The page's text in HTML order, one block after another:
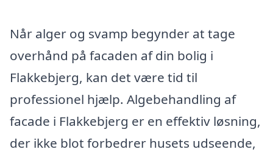
Når alger og svamp begynder at tage
overhånd på facaden af din bolig i
Flakkebjerg, kan det være tid til
professionel hjælp. Algebehandling af
facade i Flakkebjerg er en effektiv løsning,
der ikke blot forbedrer husets udseende,